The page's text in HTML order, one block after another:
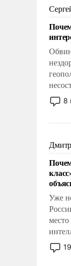
что
8
Уже